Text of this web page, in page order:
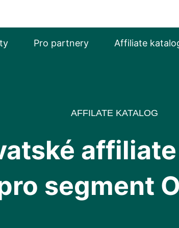
Pro partnery Affiliate
AFFILATE KATALOG
segment